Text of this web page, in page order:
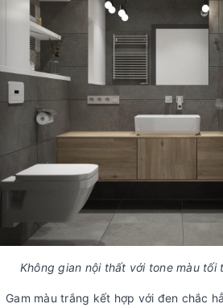
Không gian nội thất với tone màu tối
Gam màu trắng kết hợp với đen chắc